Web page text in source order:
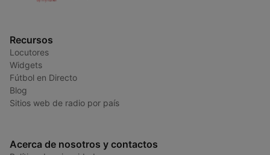
Recursos
Locutores
Widgets
Fútbol en Directo
Blog
Sitios web de radio por país
Acerca de nosotros y contactos